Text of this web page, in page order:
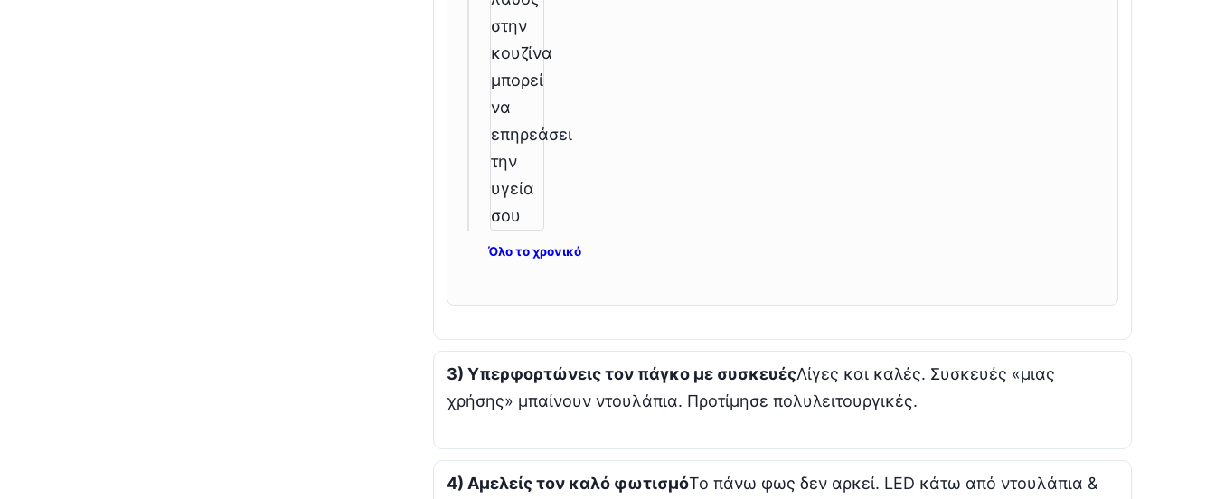
Όλο το χρονικό
3) Υπερφορτώνεις τον πάγκο με συσκευέςΛίγες και καλές. Συσκευές «μιας
χρήσης» μπαίνουν ντουλάπια. Προτίμησε πολυλειτουργικές.
4) Αμελείς τον καλό φωτισμόΤο πάνω φως δεν αρκεί. LED κάτω από ντουλάπια &